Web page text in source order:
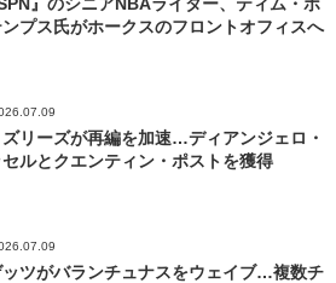
ンプス氏がホークスのフロントオフィスへ
ズリーズが再編を加速…ディアンジェロ・
ルとクエンティン・ポストを獲得
ツがバランチュナスをウェイブ…複数チ